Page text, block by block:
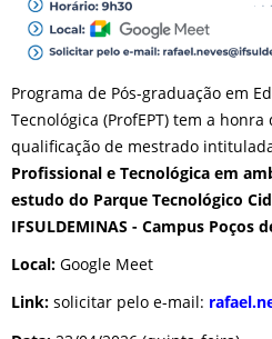
Programa de Pós-graduação em
Tecnológica (ProfEPT) tem a
qualificação de mestrado
Profissional e Tecnológica em
estudo do Parque Tecnológico
IFSULDEMINAS - Campus Poços
Local: Google Meet
Link: solicitar pelo e-mail: